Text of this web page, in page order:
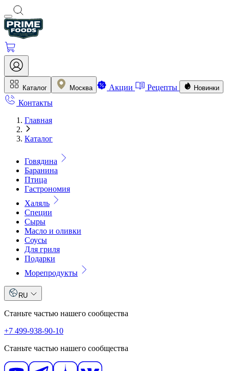
Каталог Москва Акции Рецепты Новинки
Контакты
Главная
Каталог
Говядина
Баранина
Птица
Гастрономия
Халяль
Специи
Сыры
Масло и оливки
Соусы
Для гриля
Подарки
Морепродукты
RU
Станьте частью нашего сообщества
+7 499-938-90-10
Станьте частью нашего сообщества